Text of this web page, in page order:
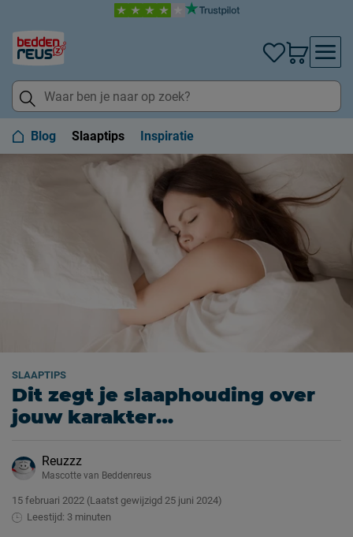
Blog Slaaptips Inspiratie
SLAAPTIPS
Dit zegt je slaaphouding over
jouw karakter…
Reuzzz
Mascotte van Beddenreus
15 februari 2022 (Laatst gewijzigd 25 juni 2024)
Leestijd: 3 minuten